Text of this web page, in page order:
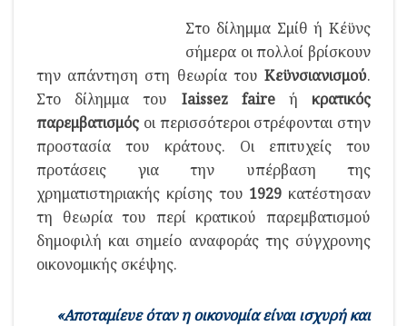
Στο δίλημμα Σμίθ ή Κέϋνς
σήμερα οι πολλοί βρίσκουν
την απάντηση στη θεωρία του Κεϋνσιανισμού.
Στο δίλημμα του Iaissez faireή κρατικός
παρεμβατισμός οι περισσότεροι στρέφονται στην
προστασία του κράτους. Οι επιτυχείς του
προτάσεις για την υπέρβαση της
χρηματιστηριακής κρίσης του 1929 κατέστησαν
τη θεωρία του περί κρατικού παρεμβατισμού
δημοφιλή και σημείο αναφοράς της σύγχρονης
οικονομικής σκέψης.
«Αποταμίευε όταν η οικονομία είναι ισχυρή και